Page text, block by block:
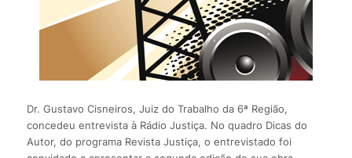
Dr. Gustavo Cisneiros, Juiz do Trabalho da 6ª Região,
concedeu entrevista à Rádio Justiça. No quadro Dicas do
Autor, do programa Revista Justiça, o entrevistado foi